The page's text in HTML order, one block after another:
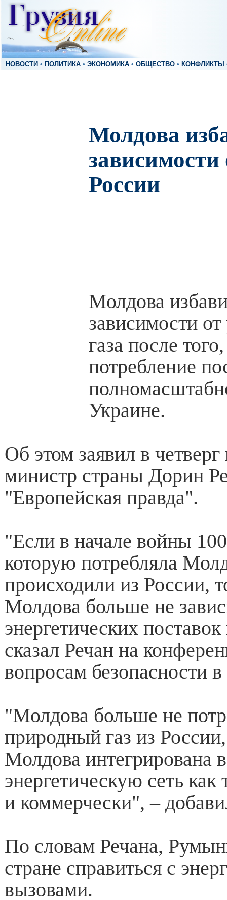
НОВОСТИ • ПОЛИТИКА • ЭКОНОМИКА • ОБЩЕСТВО • КОНФЛИКТЫ
Молдова
зависимости
России
Молдова
зависимости
газа после
потребление
Украине.
Об этом заявил в
министр страны Дорин
"Европейская правда".
"Если в начале войны
которую потребляла
происходили из России,
Молдова больше не
энергетических
сказал Речан на
вопросам безопасности
"Молдова больше не
природный газ из
Молдова интегрирована
энергетическую сеть как
и коммерчески", –
По словам Речана,
стране справиться с
вызовами.